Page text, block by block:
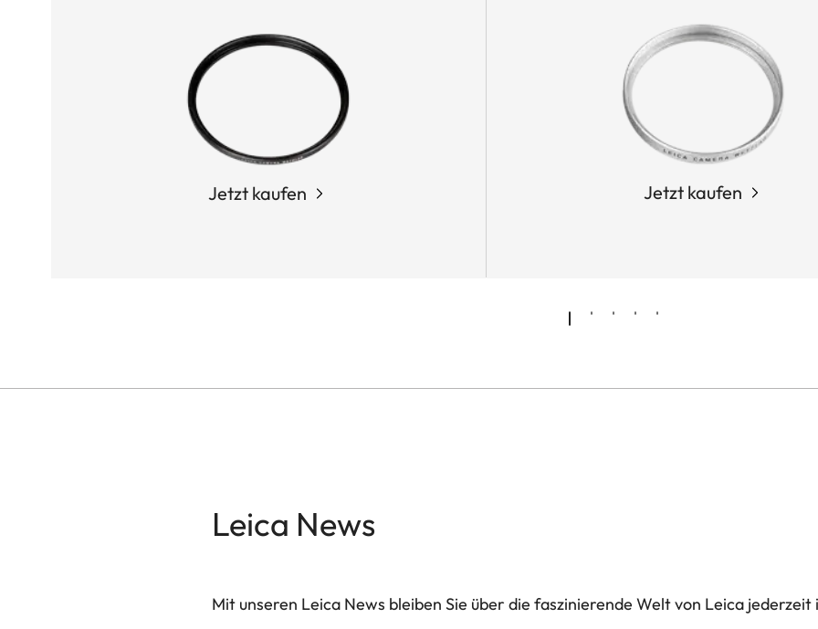
Jetzt kaufen Jetzt kaufen
Leica News
Mit unseren Leica News bleiben Sie über die faszinierende Welt von Leica